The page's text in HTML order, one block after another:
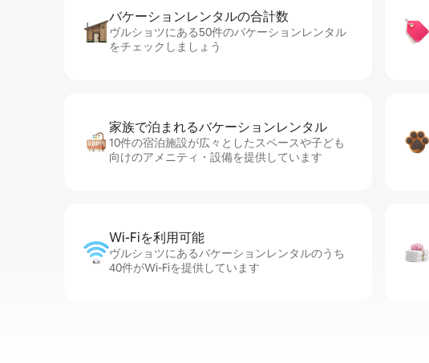
バケーションレ⁠ン⁠タ⁠ル⁠の合⁠計⁠数
ヴルショツにある50件のバケーションレンタル
をチェックしましょう
家族で泊まれるバ⁠ケ⁠ー⁠シ⁠ョ⁠ンレ⁠ン⁠タ⁠ル
10件の宿泊施設が広々としたスペースや子ども
向けのアメニティ・設備を提供しています
Wi-Fiを利⁠用⁠可⁠能
ヴルショツにあるバケーションレンタルのうち
40件がWi-Fiを提供しています